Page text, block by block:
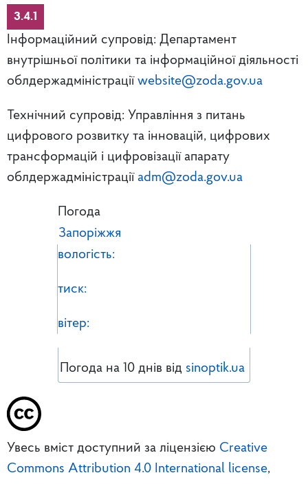
3.4.1
Інформаційний супровід: Департамент
внутрішньої політики та інформаційної діяльності
облдержадміністрації website@zoda.gov.ua
Технічний супровід: Управління з питань
цифрового розвитку та інновацій, цифрових
трансформацій і цифровізації апарату
облдержадміністрації adm@zoda.gov.ua
Погода
Запоріжжя
вологість:
тиск:
вітер:
Погода на 10 днів від sinoptik.ua
Увесь вміст доступний за ліцензією Creative
Commons Attribution 4.0 International license,